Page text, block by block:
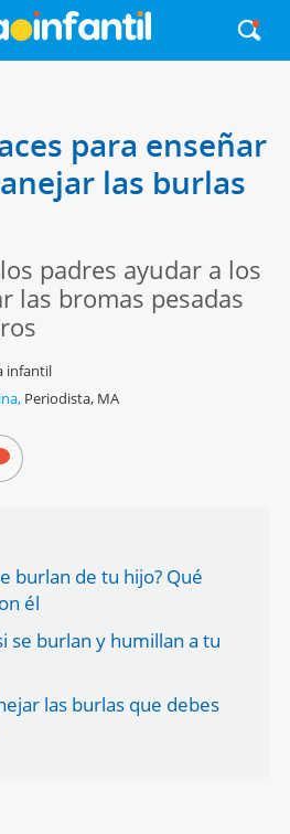
para enseñar
las burlas
padres ayudar a los
las bromas pesadas
infantil
Periodista, MA
burlan de tu hijo? Qué
él
se burlan y humillan a tu
las burlas que debes